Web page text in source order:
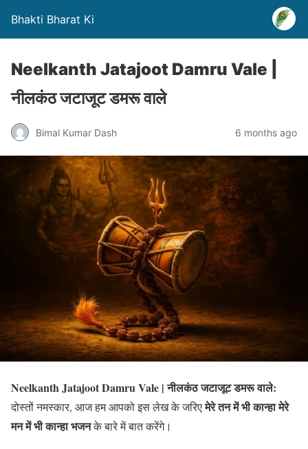
Bhakti Bharat Ki
Neelkanth Jatajoot Damru Vale |
नीलकंठ जटाजूट डमरू वाले
Bimal Kumar Dash 6 months ago
Neelkanth Jatajoot Damru Vale | नीलकंठ जटाजूट डमरू वाले:
दोस्तों नमस्कार, आज हम आपको इस लेख के जरिएमेरे तन में भी कान्हा मेरे
मन में भी कान्हा भजनके बारे में बात करेंगे।